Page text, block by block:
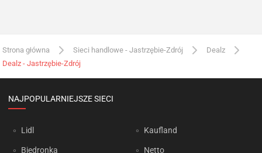
Strona główna Sieci handlowe - Jastrzębie-Zdrój
Dealz
Dealz - Jastrzębie-Zdrój
NAJPOPULARNIEJSZE SIECI
Lidl
Biedronka
Kaufland
Netto